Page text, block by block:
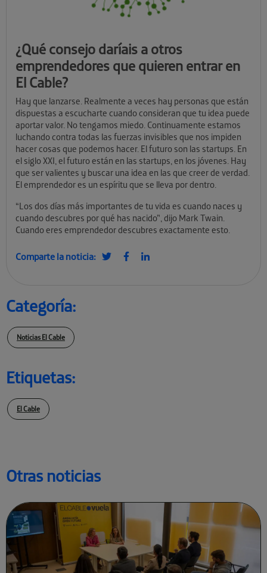
Otras noticias
¿Qué consejo daríais a otros
emprendedores que quieren entrar en
El Cable?
Hay que lanzarse. Realmente a veces hay personas que están
dispuestas a escucharte cuando consideran que tu idea puede
aportar valor. No tengamos miedo. Continuamente estamos
luchando contra todas las fuerzas invisibles que nos impiden
hacer cosas que podemos hacer. El futuro son las startups. En
el siglo XXI, el futuro están en las startups, en los jóvenes. Hay
que ser valientes y buscar una idea en las que creer de verdad.
El emprendedor es un espíritu que se lleva por dentro.
“Los dos días más importantes de tu vida es cuando naces y
cuando descubres por qué has nacido”, dijo Mark Twain.
Cuando eres emprendedor descubres exactamente esto.
Comparte la noticia:
Categoría:
Noticias El Cable
Etiquetas:
El Cable